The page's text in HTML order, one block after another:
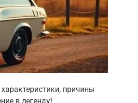
причины
в легенду!